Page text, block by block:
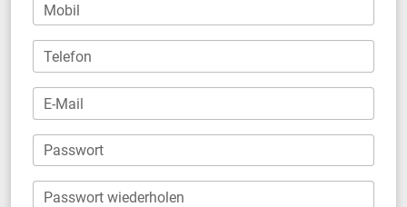
Mobil
Telefon
E-Mail
Passwort
Passwort wiederholen